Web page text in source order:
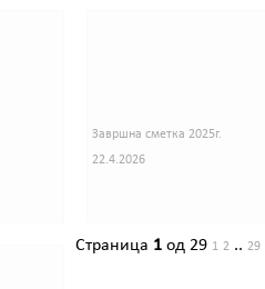
Завршна сметка 2025г.
22.4.2026
Страница 1 од 29 1 2 ..29